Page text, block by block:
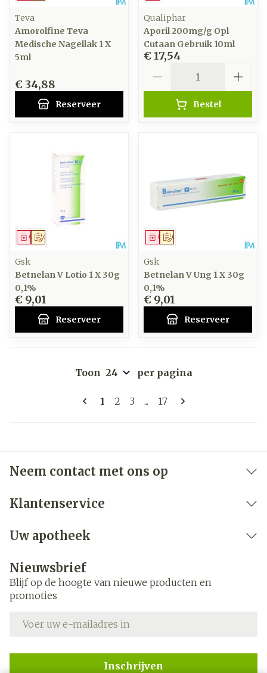
Teva
Amorolfine Teva
Medische Nagellak 1 X
5ml
€ 34,88
Reserveer
Qualiphar
Aporil 200mg/g Opl
Cutaan Gebruik 10ml
€ 17,54
Bestel
Op voorschrift
Geneesmiddel
Gsk
Betnelan V Lotio 1 X 30g
0,1%
€ 9,01
Reserveer
Op voorschrift
Geneesmiddel
Gsk
Betnelan V Ung 1 X 30g
0,1%
€ 9,01
Reserveer
Pagina's
U lees momenteel pagina
1 Pagina
2 Pagina
3 ... Pagina
17
Toon per pagina
Neem contact met ons op
Klantenservice
Uw apotheek
Nieuwsbrief
Blijf op de hoogte van nieuwe producten en
promoties
Inschrijven